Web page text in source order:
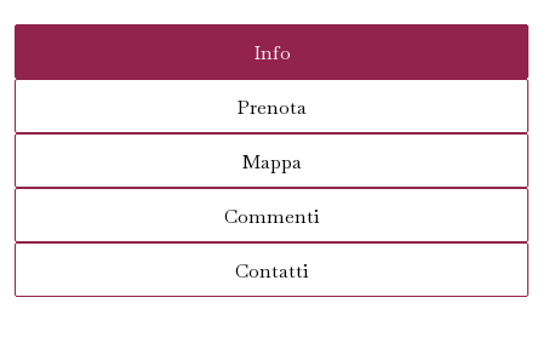
Info
Prenota
Mappa
Commenti
Contatti